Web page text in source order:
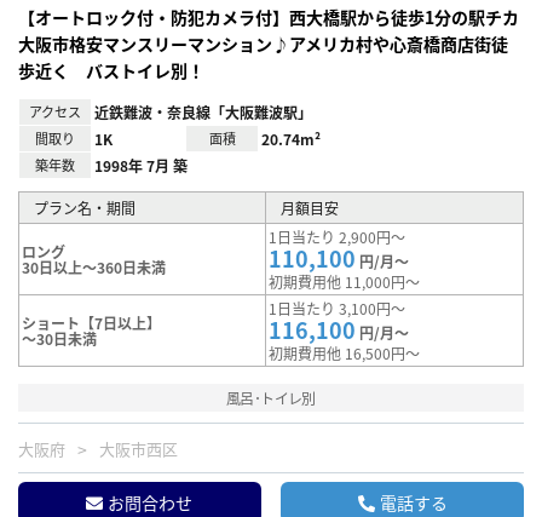
【オートロック付・防犯カメラ付】西大橋駅から徒歩1分の駅チカ
大阪市格安マンスリーマンション♪アメリカ村や心斎橋商店街徒
歩近く バストイレ別！
アクセス 近鉄難波・奈良線「大阪難波駅」
間取り 1K 面積 20.74m²
築年数 1998年 7月 築
プラン名・期間 月額目安
ロング
30日以上～360日未満
1日当たり 2,900円～
110,100 円/月～
初期費用他 11,000円～
ショート【7日以上】
～30日未満
1日当たり 3,100円～
116,100 円/月～
初期費用他 16,500円～
風呂･トイレ別
大阪府 大阪市西区
お問合わせ 電話する